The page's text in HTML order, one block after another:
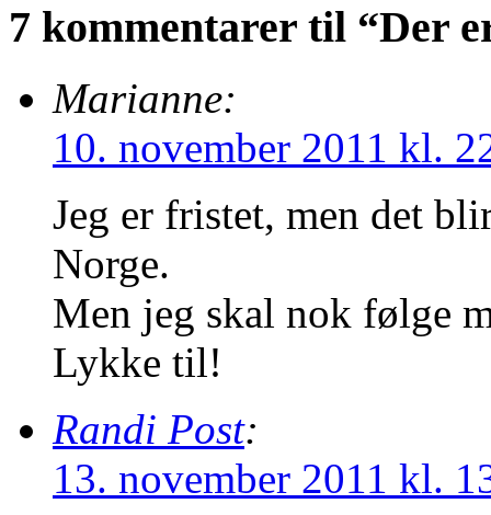
7 kommentarer til “Der
Marianne:
10. november 2011 kl.
Jeg er fristet, men det
Norge.
Men jeg skal nok følge
Lykke til!
Randi Post:
13. november 2011 kl.